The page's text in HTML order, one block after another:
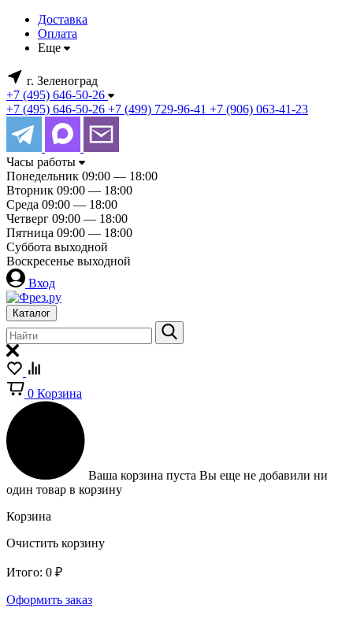
Доставка
Оплата
Еще
г. Зеленоград
+7 (495) 646-50-26
+7 (495) 646-50-26 +7 (499) 729-96-41 +7 (906) 063-41-23
Часы работы
Понедельник 09:00 — 18:00
Вторник 09:00 — 18:00
Среда 09:00 — 18:00
Четверг 09:00 — 18:00
Пятница 09:00 — 18:00
Суббота выходной
Воскресенье выходной
Вход
Каталог
0 Корзина
Ваша корзина пуста Вы еще не добавили ни
один товар в корзину
Корзина
Очистить корзину
Итого: 0 ₽
Оформить заказ